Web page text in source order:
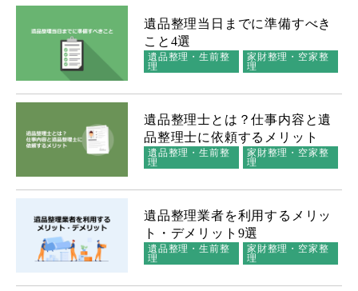
遺品整理当日までに準備すべき
こと4選
遺品整理・生前整
理
家財整理・空家整
理
遺品整理士とは？仕事内容と遺
品整理士に依頼するメリット
遺品整理・生前整
理
家財整理・空家整
理
遺品整理業者を利用するメリッ
ト・デメリット9選
遺品整理・生前整
理
家財整理・空家整
理